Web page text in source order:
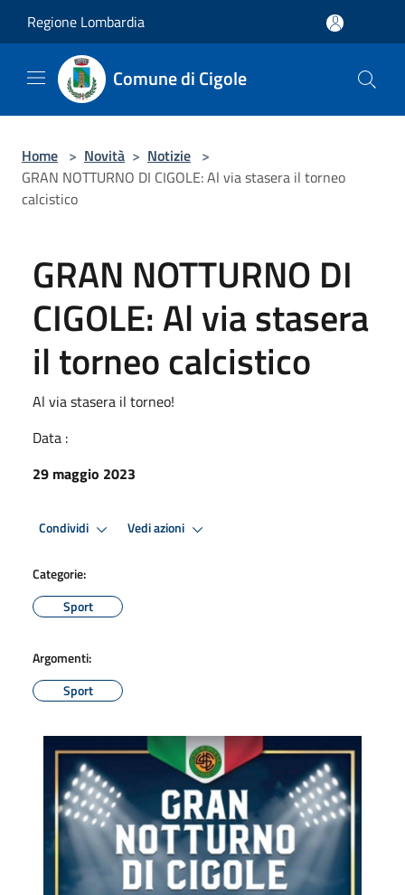
Regione Lombardia
Comune di Cigole
Home > Novità > Notizie >
GRAN NOTTURNO DI CIGOLE: Al via stasera il torneo
calcistico
GRAN NOTTURNO DI
CIGOLE: Al via stasera
il torneo calcistico
Al via stasera il torneo!
Data :
29 maggio 2023
Condividi Vedi azioni
Categorie:
Sport
Argomenti:
Sport